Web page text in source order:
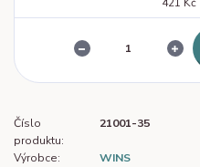
Číslo
produktu:
21001-35
Výrobce:
WINS